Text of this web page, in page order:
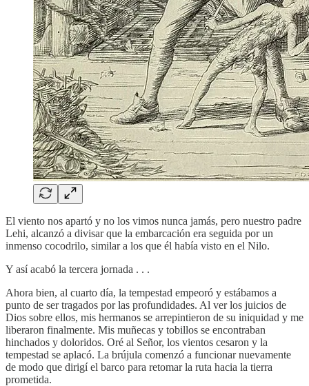
El viento nos apartó y no los vimos nunca jamás, pero nuestro padre
Lehi, alcanzó a divisar que la embarcación era seguida por un
inmenso cocodrilo, similar a los que él había visto en el Nilo.
Y así acabó la tercera jornada . . .
Ahora bien, al cuarto día, la tempestad empeoró y estábamos a
punto de ser tragados por las profundidades. Al ver los juicios de
Dios sobre ellos, mis hermanos se arrepintieron de su iniquidad y me
liberaron finalmente. Mis muñecas y tobillos se encontraban
hinchados y doloridos. Oré al Señor, los vientos cesaron y la
tempestad se aplacó. La brújula comenzó a funcionar nuevamente
de modo que dirigí el barco para retomar la ruta hacia la tierra
prometida.